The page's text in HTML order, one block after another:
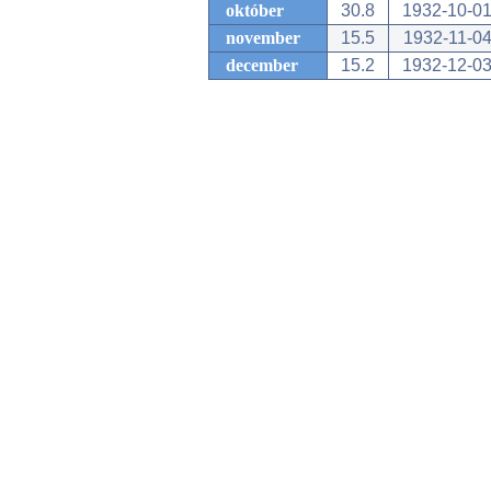
október
30.8
1932-10-01
november
15.5
1932-11-04
december
15.2 1932-12-03